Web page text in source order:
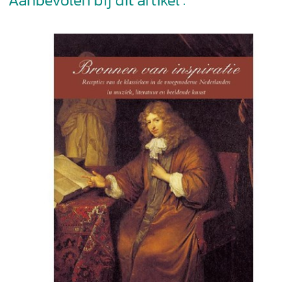
en libertijnse versie beschreven en verbeeld DAWN ODELL,
Travels in China NELKE BARTELINGS, 'Hier toont voor 't
oog het tijtelblad den inhout in het boek vervat'. De rol van
de titelprent in Frans van Mieris' Histori der Nederlandsche
vorsten Geschreven en geschilderd: BOUKJE THIJS,
'Ghevoestert uyt een borst': woord en beeld in Den
Nederduytschen Helicon (1610) JULIETTE RODING, Tekst en
beeld in het trompe-l'oeil van Cornelis Norbertus
Gijsbrechts: de 'perspectiefkamer' van Frederik III en
Christiaan V van Denemarken uit de periode 1668-1672